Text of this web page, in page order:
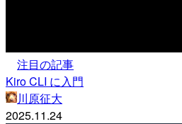
注目の記事
Kiro CLI に入門
川原征大
2025.11.24